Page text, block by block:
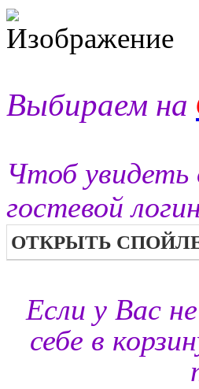
Выбираем на
Чтоб
гостевой
ОТКРЫТЬ
Если у Вас
себе в